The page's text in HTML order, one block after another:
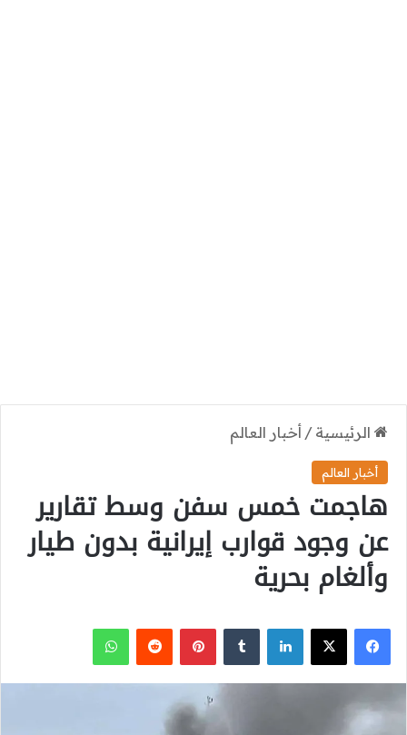
الرئيسية / أخبار العالم
أخبار العالم
هاجمت خمس سفن وسط تقارير
عن وجود قوارب إيرانية بدون طيار
وألغام بحرية
فيسبوك
‫X لينكدإن بينتيريست واتساب